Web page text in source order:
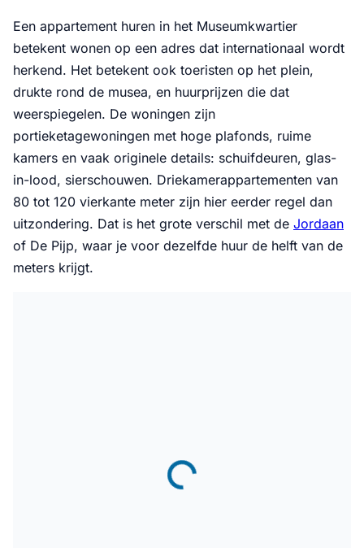
Een appartement huren in het Museumkwartier
betekent wonen op een adres dat internationaal wordt
herkend. Het betekent ook toeristen op het plein,
drukte rond de musea, en huurprijzen die dat
weerspiegelen. De woningen zijn
portieketagewoningen met hoge plafonds, ruime
kamers en vaak originele details: schuifdeuren, glas-
in-lood, sierschouwen. Driekamerappartementen van
80 tot 120 vierkante meter zijn hier eerder regel dan
uitzondering. Dat is het grote verschil met de Jordaan
of De Pijp, waar je voor dezelfde huur de helft van de
meters krijgt.